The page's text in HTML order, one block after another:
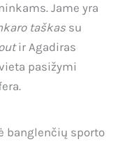
Jame yra
taškas su
ir Agadiras
pasižymi
banglenčių sporto